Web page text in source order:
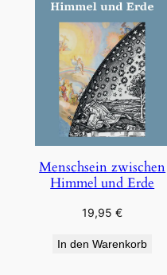
Menschsein zwischen
Himmel und Erde
19,95€
In den Warenkorb